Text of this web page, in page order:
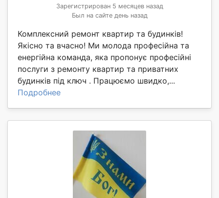
Зарегистрирован 5 месяцев назад
Был на сайте день назад
Комплексний ремонт квартир та будинків!
Якісно та вчасно! Ми молода професійна та
енергійна команда, яка пропонує професійні
послуги з ремонту квартир та приватних
будинків під ключ . Працюємо швидко,...
Подробнее